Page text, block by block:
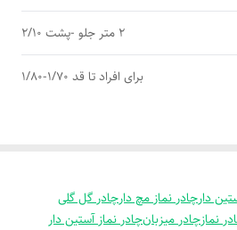
2 متر جلو -پشت 2/10
برای افراد تا قد 1/70-1/80
دارچادر نماز مچ دارچادر گل گلی
نمازچادر میزبانچادر نماز آستین دار